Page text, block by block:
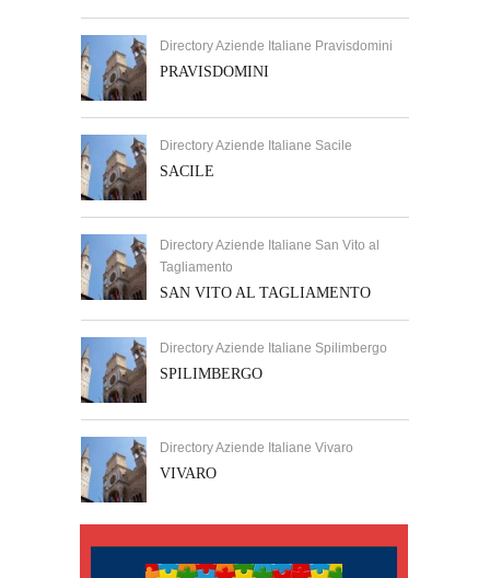
Directory Aziende Italiane Pravisdomini
PRAVISDOMINI
Directory Aziende Italiane Sacile
SACILE
Directory Aziende Italiane San Vito al
Tagliamento
SAN VITO AL TAGLIAMENTO
Directory Aziende Italiane Spilimbergo
SPILIMBERGO
Directory Aziende Italiane Vivaro
VIVARO